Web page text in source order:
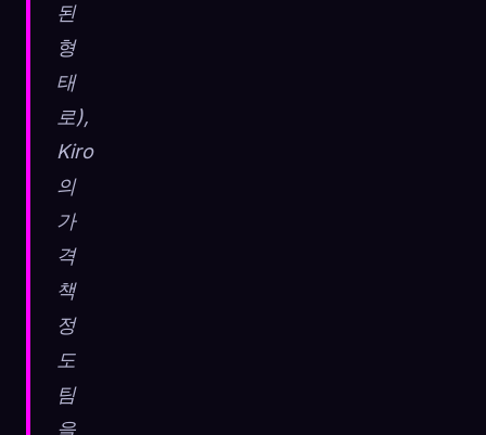
된
형
태
로),
Kiro
의
가
격
책
정
도
팀
을